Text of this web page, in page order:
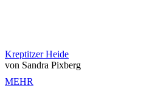
Kreptitzer Heide
von Sandra Pixberg
MEHR